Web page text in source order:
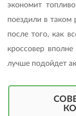
экономит
поездили в таком
после того, как
кроссовер
лучше подойдет